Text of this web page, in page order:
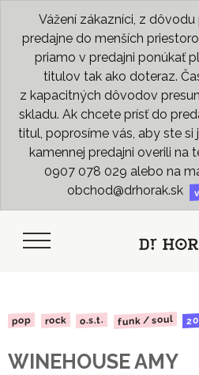
Vážení zákazníci, z
predajne do menších
priamo v predajni ponúkať
titulov tak ako doteraz.
z kapacitných dôvodov
skladu. Ak chcete prísť do
titul, poprosíme vás, aby ste
kamennej predajni overili na
0907 078 029 alebo na
obchod@drhorak.sk
pop rock o.s.t. funk / soul
WINEHOUSE AMY